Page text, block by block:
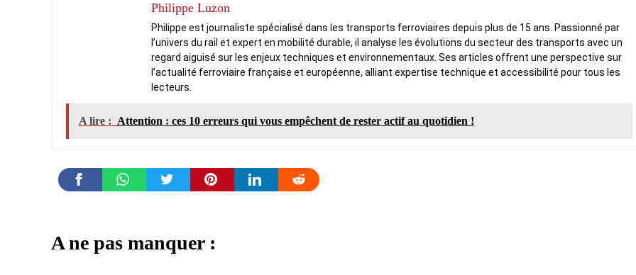
Philippe Luzon
Philippe est journaliste spécialisé dans les transports ferroviaires depuis plus de 15 ans. Passionné par
l’univers du rail et expert en mobilité durable, il analyse les évolutions du secteur des transports avec un
regard aiguisé sur les enjeux techniques et environnementaux. Ses articles offrent une perspective sur
l’actualité ferroviaire française et européenne, alliant expertise technique et accessibilité pour tous les
lecteurs.
A lire : Attention : ces 10 erreurs qui vous empêchent de rester actif au quotidien !
A ne pas manquer :